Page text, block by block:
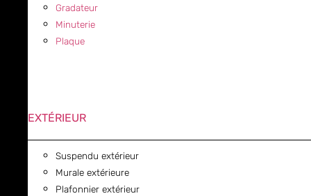
Gradateur
Minuterie
Plaque
EXTÉRIEUR
Suspendu extérieur
Murale extérieure
Plafonnier extérieur